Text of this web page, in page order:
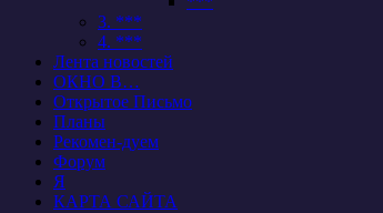
3. ***
4. ***
Лента новостей
ОКНО В…
Открытое Письмо
Планы
Рекомен-дуем
Форум
Я
КАРТА САЙТА